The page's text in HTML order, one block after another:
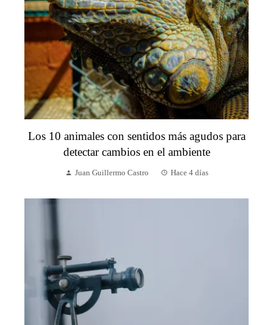
Los 10 animales con sentidos más agudos para
detectar cambios en el ambiente
Juan Guillermo Castro Hace 4 días